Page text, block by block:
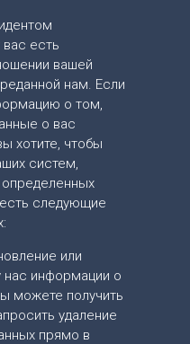
есть
вашей
нам. Если
о том,
о вас
хотите, чтобы
систем,
есть следующие
или
информации о
можете получить
удаление
прямо в